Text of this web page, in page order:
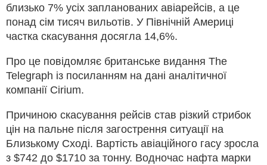
близько 7% усіх запланованих авіарейсів, а це
понад сім тисяч вильотів. У Північній Америці
частка скасування досягла 14,6%.
Про це повідомляє британське видання The
Telegraph із посиланням на дані аналітичної
компанії Cirium.
Причиною скасування рейсів став різкий стрибок
цін на пальне після загострення ситуації на
Близькому Сході. Вартість авіаційного гасу зросла
з $742 до $1710 за тонну. Водночас нафта марки